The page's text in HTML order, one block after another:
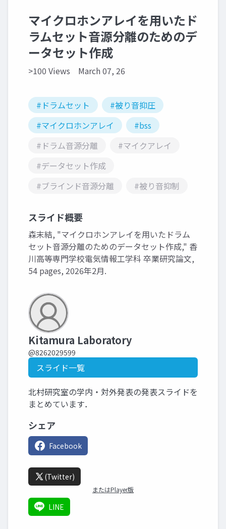
マイクロホンアレイを用いたド
ラムセット音源分離のためのデ
ータセット作成
>100 Views March 07, 26
#ドラムセット
#被り音抑圧
#マイクロホンアレイ
#bss
#ドラム音源分離
#マイクアレイ
#データセット作成
#ブラインド音源分離
#被り音抑制
スライド概要
森末結, "マイクロホンアレイを用いたドラム
セット音源分離のためのデータセット作成," 香
川高等専門学校電気情報工学科 卒業研究論文,
54 pages, 2026年2月.
Kitamura Laboratory
@8262029599
スライド一覧
北村研究室の学内・対外発表の発表スライドを
まとめています．
シェア
Facebook
(Twitter)
またはPlayer版
LINE